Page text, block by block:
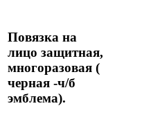
Повязка на
лицо защитная,
многоразовая (
черная -ч/б
эмблема).